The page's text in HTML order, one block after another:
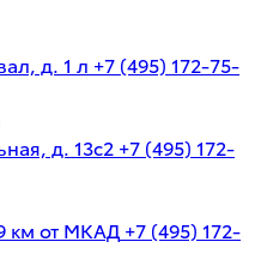
д. 1 л +7 (495) 172-75-
д. 13с2 +7 (495) 172-
км от МКАД +7 (495) 172-